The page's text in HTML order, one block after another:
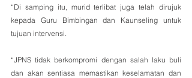
“Di samping itu, murid terlibat juga telah dirujuk
kepada Guru Bimbingan dan Kaunseling untuk
tujuan intervensi.
“JPNS tidak berkompromi dengan salah laku buli
dan akan sentiasa memastikan keselamatan dan